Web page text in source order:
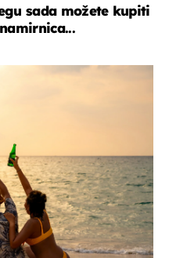
sada možete kupiti